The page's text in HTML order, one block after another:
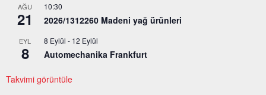
AĞU
21
10:30
2026/1312260 Madeni yağ ürünleri
EYL
8
8 Eylül - 12 Eylül
Automechanika Frankfurt
Takvimi görüntüle